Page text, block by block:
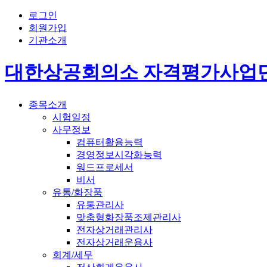
로그인
회원가입
기관소개
대한상공회의소 자격평가사업
종목소개
시험일정
사무정보
컴퓨터활용능력
경영정보시각화능력
워드프로세서
비서
유통/화장품
유통관리사
맞춤형화장품조제관리사
전자상거래관리사
전자상거래운용사
회계/세무